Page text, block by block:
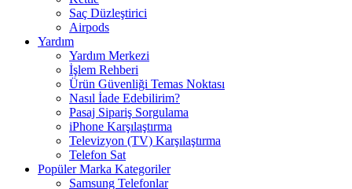
Saç Düzleştirici
Airpods
Yardım
Yardım Merkezi
İşlem Rehberi
Ürün Güvenliği Temas Noktası
Nasıl İade Edebilirim?
Pasaj Sipariş Sorgulama
iPhone Karşılaştırma
Televizyon (TV) Karşılaştırma
Telefon Sat
Popüler Marka Kategoriler
Samsung Telefonlar